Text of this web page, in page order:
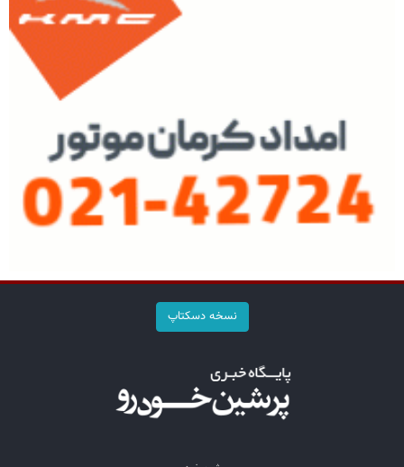
نسخه دسکتاپ